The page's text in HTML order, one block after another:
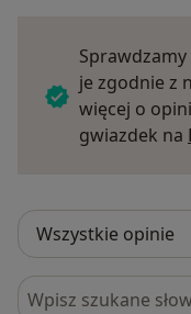
je zgodnie z
więcej o
gwiazdek na
Szukaj w opiniach